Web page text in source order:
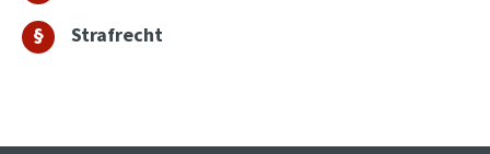
Strafrecht